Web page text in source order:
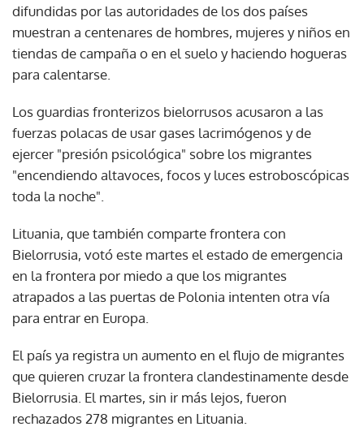
difundidas por las autoridades de los dos países
muestran a centenares de hombres, mujeres y niños en
tiendas de campaña o en el suelo y haciendo hogueras
para calentarse.
Los guardias fronterizos bielorrusos acusaron a las
fuerzas polacas de usar gases lacrimógenos y de
ejercer "presión psicológica" sobre los migrantes
"encendiendo altavoces, focos y luces estroboscópicas
toda la noche".
Lituania, que también comparte frontera con
Bielorrusia, votó este martes el estado de emergencia
en la frontera por miedo a que los migrantes
atrapados a las puertas de Polonia intenten otra vía
para entrar en Europa.
El país ya registra un aumento en el flujo de migrantes
que quieren cruzar la frontera clandestinamente desde
Bielorrusia. El martes, sin ir más lejos, fueron
rechazados 278 migrantes en Lituania.